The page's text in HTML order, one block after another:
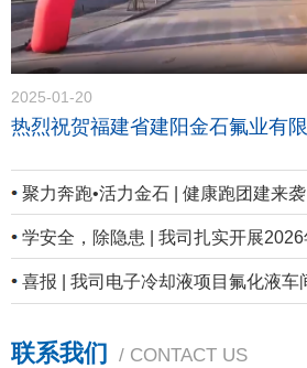
2025-01-20
聚力奔跑•活力金石 | 健康跑团建来袭
联系我们 / CONTACT US